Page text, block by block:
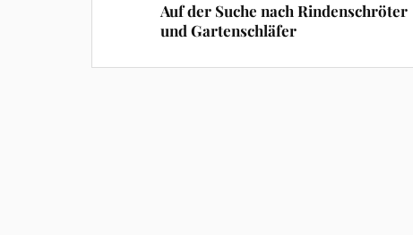
Auf der Suche nach Rindenschröter
und Gartenschläfer